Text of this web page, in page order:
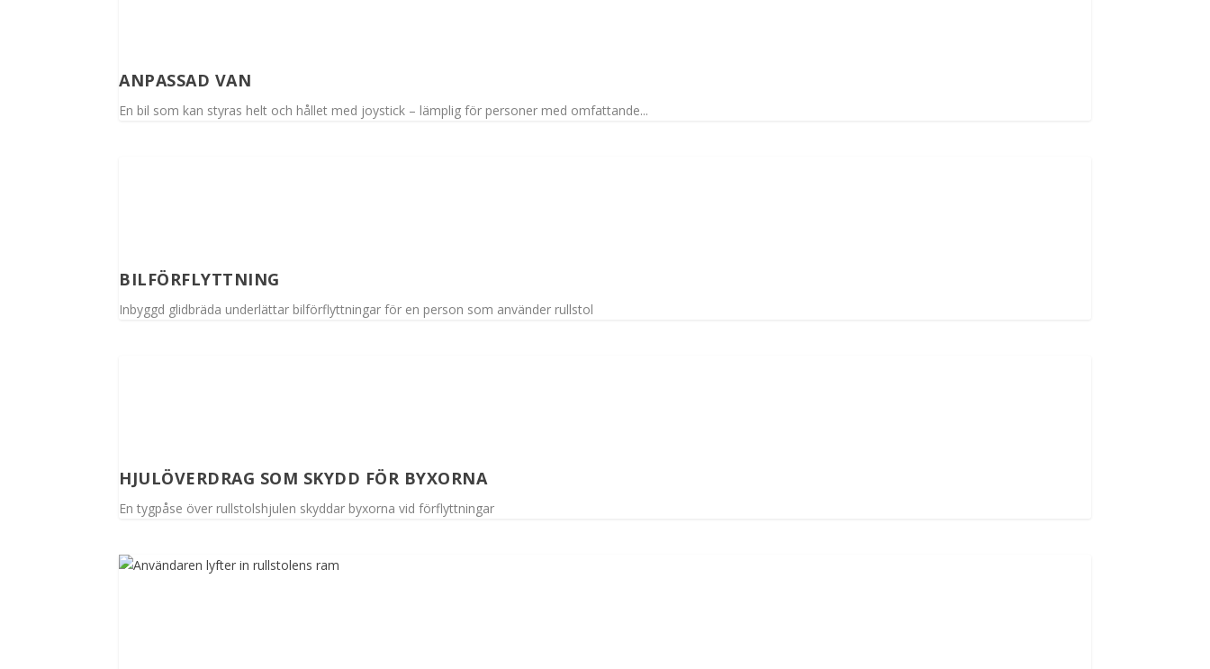
ANPASSAD VAN
En bil som kan styras helt och hållet med joystick – lämplig för personer med omfattande...
BILFÖRFLYTTNING
Inbyggd glidbräda underlättar bilförflyttningar för en person som använder rullstol
HJULÖVERDRAG SOM SKYDD FÖR BYXORNA
En tygpåse över rullstolshjulen skyddar byxorna vid förflyttningar